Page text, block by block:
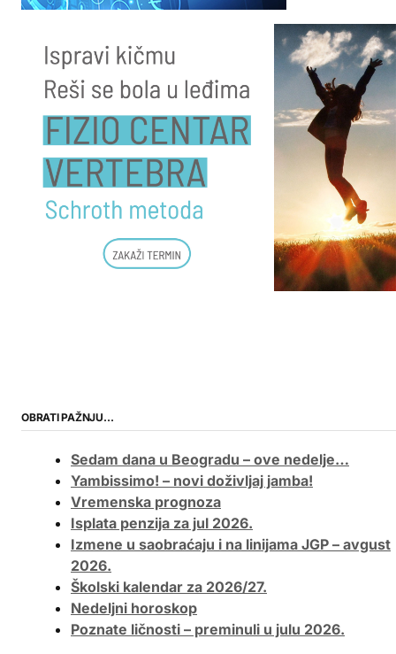
OBRATI PAŽNJU…
Sedam dana u Beogradu – ove nedelje…
Yambissimo! – novi doživljaj jamba!
Vremenska prognoza
Isplata penzija za jul 2026.
Izmene u saobraćaju i na linijama JGP – avgust
2026.
Školski kalendar za 2026/27.
Nedeljni horoskop
Poznate ličnosti – preminuli u julu 2026.